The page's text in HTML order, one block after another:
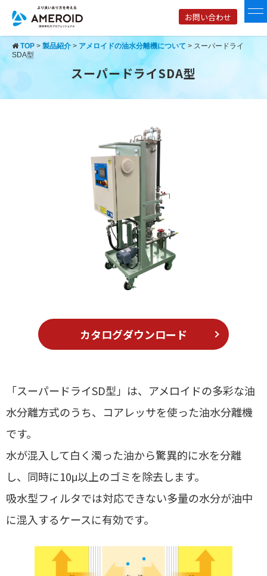
お問い合わせ
TOP > 製品紹介 > アメロイドの油水分離機について > スーパードライ
SDA型
スーパードライSDA型
カタログダウンロード
「スーパードライSD型」は、アメロイドの多彩な油
水分離方式のうち、コアレッサを使った油水分離機
です。
水が混入して白く濁った油から驚異的に水を分離
し、同時に10μ以上のゴミを除去します。
吸水型フィルタでは対応できない多量の水分が油中
に混入するケースに有効です。